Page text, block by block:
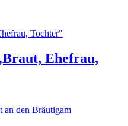
Ehefrau,